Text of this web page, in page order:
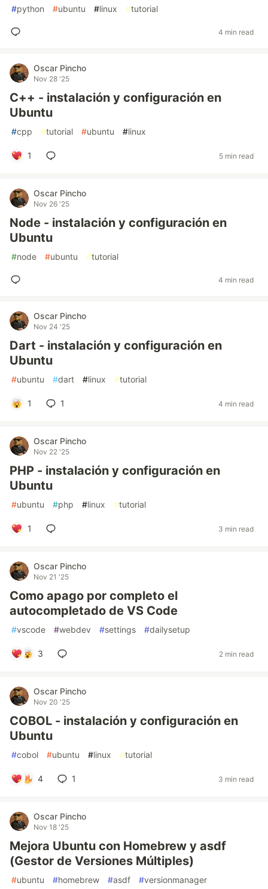
#python #ubuntu #linux #tutorial
4 min read
Oscar Pincho
Nov 28 '25
C++ - instalación y configuración en
Ubuntu
#cpp #tutorial #ubuntu #linux
1 5 min read
Oscar Pincho
Nov 26 '25
Node - instalación y configuración en
Ubuntu
#node #ubuntu #tutorial
4 min read
Oscar Pincho
Nov 24 '25
Dart - instalación y configuración en
Ubuntu
#ubuntu #dart #linux #tutorial
1 1 4 min read
Oscar Pincho
Nov 22 '25
PHP - instalación y configuración en
Ubuntu
#ubuntu #php #linux #tutorial
1 3 min read
Oscar Pincho
Nov 21 '25
Como apago por completo el
autocompletado de VS Code
#vscode #webdev #settings #dailysetup
3 2 min read
Oscar Pincho
Nov 20 '25
COBOL - instalación y configuración en
Ubuntu
#cobol #ubuntu #linux #tutorial
4 1 3 min read
Oscar Pincho
Nov 18 '25
Mejora Ubuntu con Homebrew y asdf
(Gestor de Versiones Múltiples)
#ubuntu #homebrew #asdf #versionmanager